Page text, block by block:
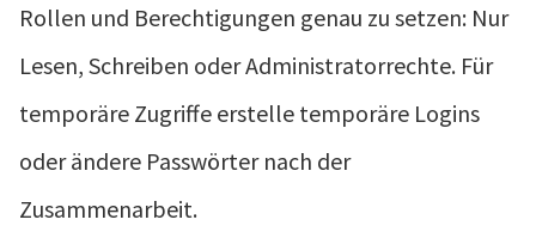
Rollen und Berechtigungen genau zu setzen: Nur
Lesen, Schreiben oder Administratorrechte. Für
temporäre Zugriffe erstelle temporäre Logins
oder ändere Passwörter nach der
Zusammenarbeit.